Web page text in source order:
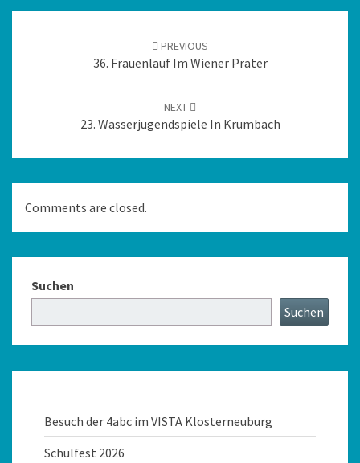
PREVIOUS
36. Frauenlauf Im Wiener Prater
NEXT
23. Wasserjugendspiele In Krumbach
Comments are closed.
Suchen
Suchen
Besuch der 4abc im VISTA Klosterneuburg
Schulfest 2026